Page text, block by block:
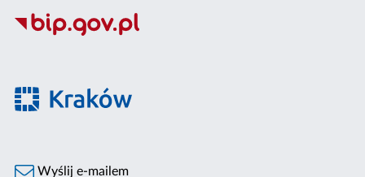
Wyślij e-mailem